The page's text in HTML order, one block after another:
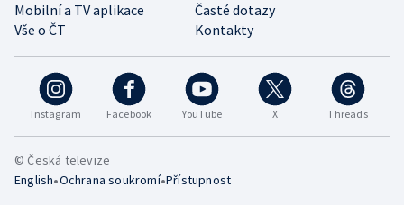
Instagram Facebook YouTube X Threads
Mobilní a TV aplikace
Časté dotazy
Vše o ČT
Kontakty
© Česká televize
English•Ochrana soukromí•Přístupnost